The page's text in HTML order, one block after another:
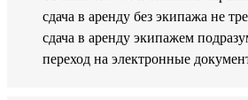
сдача в аренду без экипажа не
сдача в аренду экипажем
переход на электронные